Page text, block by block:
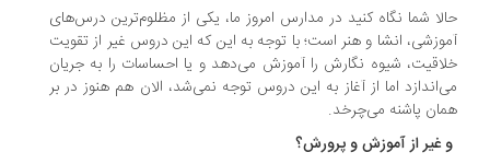
شما نگاه کنید در مدارس امروز ما، یکی از مظلوم‌ترین درس‌های
انشا و هنر است؛ با توجه به این که این دروس غیر از تقویت
شیوه نگارش را آموزش می‌دهد و یا احساسات را به جریان
اما از آغاز به این دروس توجه نمی‌شد، الان هم هنوز در بر
پاشنه می‌چرخد.
از آموزش و پرورش؟